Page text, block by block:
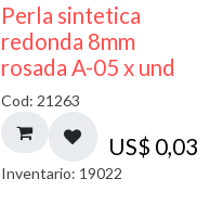
Perla sintetica
redonda 8mm
rosada A-05 x und
Cod: 21263
US$ 0,03
Inventario: 19022